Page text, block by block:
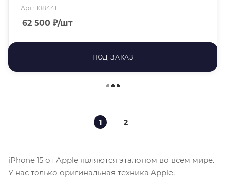
Арт.: 108441
62 500 ₽/шт
ПОД ЗАКАЗ
1 2
iPhone 15 от Apple являются эталоном во всем мире.
У нас только оригинальная техника Apple.